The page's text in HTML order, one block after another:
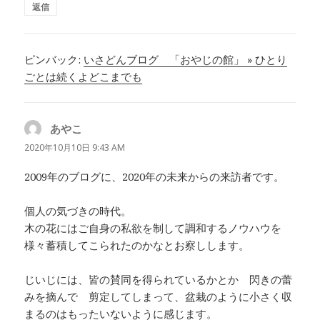
返信
ピンバック: いさどんブログ 「おやじの館」 » ひとり
ごとは続くよどこまでも
あやこ
り:
2020年10月10日 9:43 AM
2009年のブログに、2020年の未来からの来訪者です。
個人の気づきの時代。
木の花にはご自身の私欲を制して調和するノウハウを
様々蓄積してこられたのかなとお察しします。
じいじには、皆の賛同を得られているかとか 閃きの蕾
みを摘んで 剪定してしまって、盆栽のように小さく収
まるのはもったいないように感じます。